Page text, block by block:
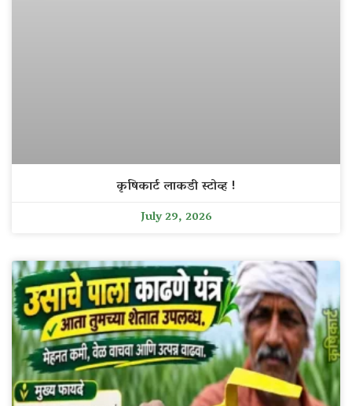
कृषिकार्ट लाकडी स्टोव्ह !
July 29, 2026